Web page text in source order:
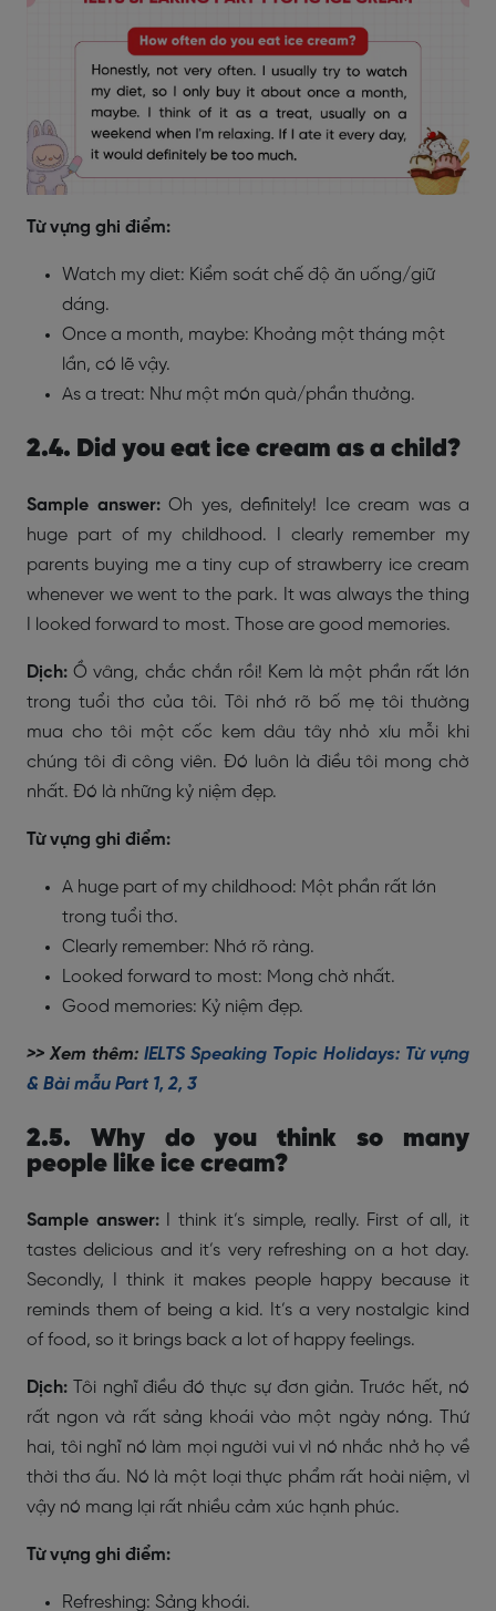
Từ vựng ghi điểm:
Watch my diet: Kiểm soát chế độ ăn uống/giữ
dáng.
Once a month, maybe: Khoảng một tháng một
lần, có lẽ vậy.
As a treat: Như một món quà/phần thưởng.
2.4. Did you eat ice cream as a child?
Sample answer:Oh yes, definitely! Ice cream was a
huge part of my childhood. I clearly remember my
parents buying me a tiny cup of strawberry ice cream
whenever we went to the park. It was always the thing
I looked forward to most. Those are good memories.
Dịch:Ồ vâng, chắc chắn rồi! Kem là một phần rất lớn
trong tuổi thơ của tôi. Tôi nhớ rõ bố mẹ tôi thường
mua cho tôi một cốc kem dâu tây nhỏ xíu mỗi khi
chúng tôi đi công viên. Đó luôn là điều tôi mong chờ
nhất. Đó là những kỷ niệm đẹp.
Từ vựng ghi điểm:
A huge part of my childhood: Một phần rất lớn
trong tuổi thơ.
Clearly remember: Nhớ rõ ràng.
Looked forward to most: Mong chờ nhất.
Good memories: Kỷ niệm đẹp.
>> Xem thêm: IELTS Speaking Topic Holidays: Từ vựng
& Bài mẫu Part 1, 2, 3
2.5. Why do you think so many
people like ice cream?
Sample answer:I think it’s simple, really. First of all, it
tastes delicious and it’s very refreshing on a hot day.
Secondly, I think it makes people happy because it
reminds them of being a kid. It’s a very nostalgic kind
of food, so it brings back a lot of happy feelings.
Dịch: Tôi nghĩ điều đó thực sự đơn giản. Trước hết, nó
rất ngon và rất sảng khoái vào một ngày nóng. Thứ
hai, tôi nghĩ nó làm mọi người vui vì nó nhắc nhở họ về
thời thơ ấu. Nó là một loại thực phẩm rất hoài niệm, vì
vậy nó mang lại rất nhiều cảm xúc hạnh phúc.
Từ vựng ghi điểm:
Refreshing: Sảng khoái.